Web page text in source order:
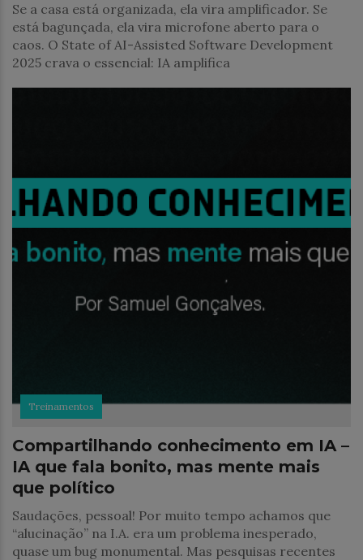
Se a casa está organizada, ela vira amplificador. Se
está bagunçada, ela vira microfone aberto para o
caos. O State of AI-Assisted Software Development
2025 crava o essencial: IA amplifica
Treinamentos
Compartilhando conhecimento em IA –
IA que fala bonito, mas mente mais
que político
Saudações, pessoal! Por muito tempo achamos que
“alucinação” na I.A. era um problema inesperado,
quase um bug monumental. Mas pesquisas recentes